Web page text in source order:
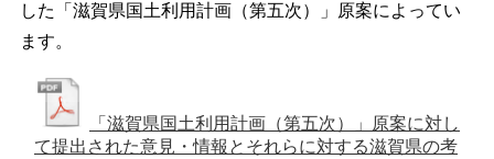
した「滋賀県国土利用計画（第五次）」原案によってい
ます。
「滋賀県国土利用計画（第五次）」原案に対し
て提出された意見・情報とそれらに対する滋賀県の考